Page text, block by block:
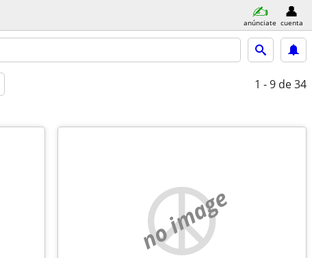
anúnciate cuenta
1 - 9 de 34
no image